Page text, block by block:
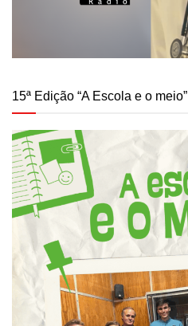
15ª Edição “A Escola e o meio”